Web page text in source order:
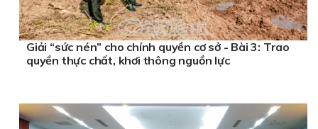
Giải “sức nén” cho chính quyền cơ sở - Bài 3: Trao
quyền thực chất, khơi thông nguồn lực